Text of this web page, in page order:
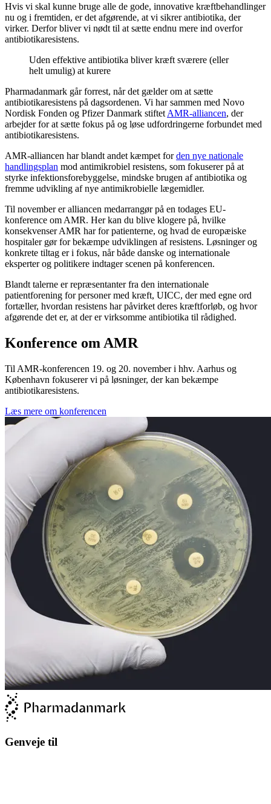
Hvis vi skal kunne bruge alle de gode, innovative kræftbehandlinger
nu og i fremtiden, er det afgørende, at vi sikrer antibiotika, der
virker. Derfor bliver vi nødt til at sætte endnu mere ind overfor
antibiotikaresistens.
Uden effektive antibiotika bliver kræft sværere (eller
helt umulig) at kurere
Pharmadanmark går forrest, når det gælder om at sætte
antibiotikaresistens på dagsordenen. Vi har sammen med Novo
Nordisk Fonden og Pfizer Danmark stiftet AMR-alliancen, der
arbejder for at sætte fokus på og løse udfordringerne forbundet med
antibiotikaresistens.
AMR-alliancen har blandt andet kæmpet forden nye nationale
handlingsplan mod antimikrobiel resistens, som fokuserer på at
styrke infektionsforebyggelse, mindske brugen af antibiotika og
fremme udvikling af nye antimikrobielle lægemidler.
Til november er alliancen medarrangør på en todages EU-
konference om AMR. Her kan du blive klogere på, hvilke
konsekvenser AMR har for patienterne, og hvad de europæiske
hospitaler gør for bekæmpe udviklingen af resistens. Løsninger og
konkrete tiltag er i fokus, når både danske og internationale
eksperter og politikere indtager scenen på konferencen.
Blandt talerne er repræsentanter fra den internationale
patientforening for personer med kræft, UICC, der med egne ord
fortæller, hvordan resistens har påvirket deres kræftforløb, og hvor
afgørende det er, at der er virksomme antibiotika til rådighed.
Konference om AMR
Til AMR-konferencen 19. og 20. november i hhv. Aarhus og
København fokuserer vi på løsninger, der kan bekæmpe
antibiotikaresistens.
Læs mere om konferencen
Genveje til